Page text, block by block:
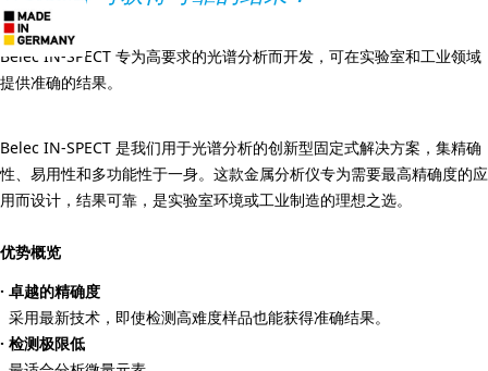
Belec IN-SPECT 专为高要求的光谱分析而开发，可在实验室和工业领域
提供准确的结果。
Belec IN-SPECT 是我们用于光谱分析的创新型固定式解决方案，集精确
性、易用性和多功能性于一身。这款金属分析仪专为需要最高精确度的应
用而设计，结果可靠，是实验室环境或工业制造的理想之选。
优势概览
· 卓越的精确度
采用最新技术，即使检测高难度样品也能获得准确结果。
· 检测极限低